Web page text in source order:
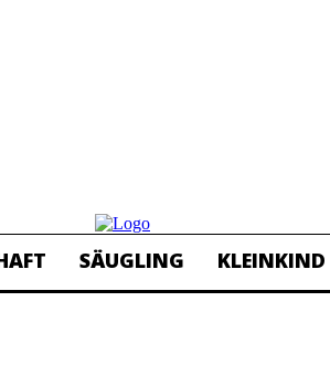
SÄUGLING KLEINKIND